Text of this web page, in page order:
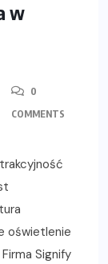
w
0
COMMENTS
oświetlenie
Signify